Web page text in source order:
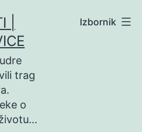
|
trag
o
Izbornik